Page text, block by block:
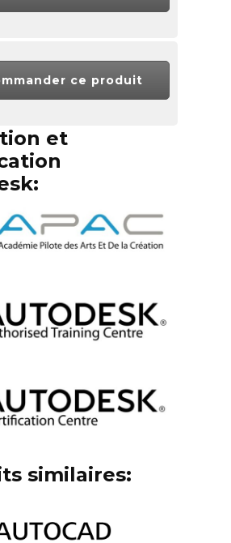
ce produit
et
similaires: